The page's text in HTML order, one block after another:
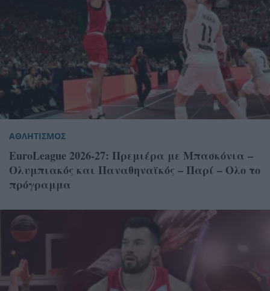
ΑΘΛΗΤΙΣΜΟΣ
EuroLeague 2026-27: Πρεμιέρα με Μπασκόνια –
Ολυμπιακός και Παναθηναϊκός – Παρί – Ολο το
πρόγραμμα